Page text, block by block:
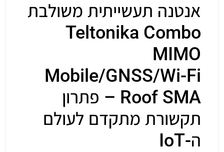
אנטנה תעשייתית משולבת
Teltonika Combo
MIMO
Mobile/GNSS/Wi-Fi
Roof SMA – פתרון
תקשורת מתקדם לעולם
ה-IoT